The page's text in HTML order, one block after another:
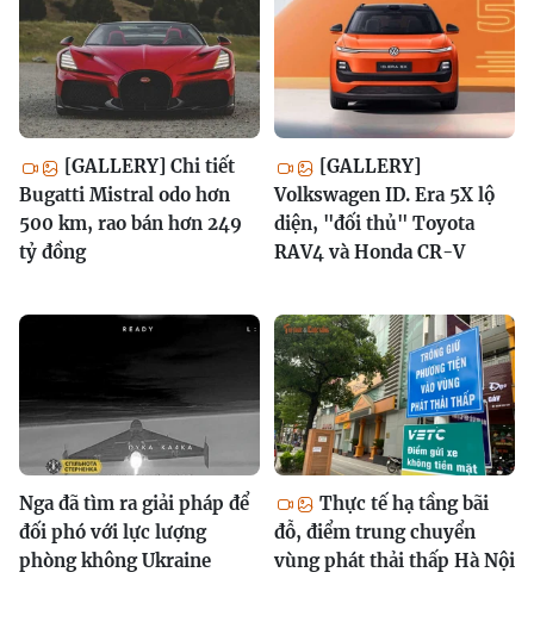
[GALLERY] Chi tiết
Bugatti Mistral odo hơn
500 km, rao bán hơn 249
tỷ đồng
[GALLERY]
Volkswagen ID. Era 5X lộ
diện, "đối thủ" Toyota
RAV4 và Honda CR-V
Nga đã tìm ra giải pháp để
đối phó với lực lượng
phòng không Ukraine
Thực tế hạ tầng bãi
đỗ, điểm trung chuyển
vùng phát thải thấp Hà Nội